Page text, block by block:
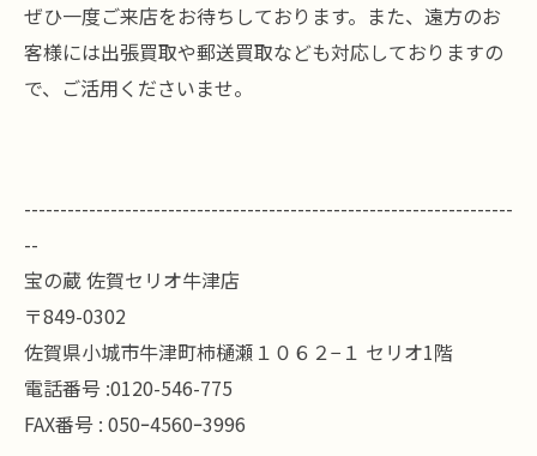
ぜひ一度ご来店をお待ちしております。また、遠方のお
客様には出張買取や郵送買取なども対応しておりますの
で、ご活用くださいませ。
--------------------------------------------------------------------
--
宝の蔵 佐賀セリオ牛津店
〒849-0302
佐賀県小城市牛津町柿樋瀬１０６２−１ セリオ1階
電話番号 :0120-546-775
FAX番号 : 050ｰ4560ｰ3996